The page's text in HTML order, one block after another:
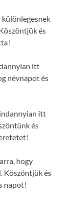
és
itt
névnapot és
itt
és
hogy
Köszöntjük és
napot!